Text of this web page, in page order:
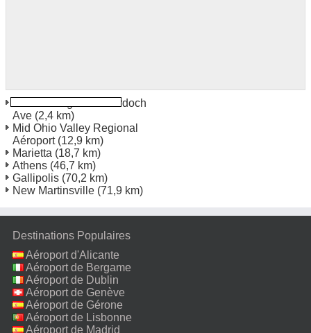
Parkersburg 2723 Murdoch
Ave (2,4 km)
Mid Ohio Valley Regional
Aéroport(12,9 km)
Marietta (18,7 km)
Athens (46,7 km)
Gallipolis (70,2 km)
New Martinsville (71,9 km)
Destinations Populaires
Aéroport d'Alicante
Aéroport de Bergame
Aéroport de Dublin
Aéroport de Genève
Aéroport de Gérone
Aéroport de Lisbonne
Aéroport de Madrid